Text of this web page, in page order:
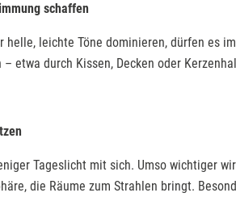
schaffen
helle, leichte Töne dominieren, dürfen es
– etwa durch Kissen, Decken oder
Tageslicht mit sich. Umso wichtiger
die Räume zum Strahlen bringt.